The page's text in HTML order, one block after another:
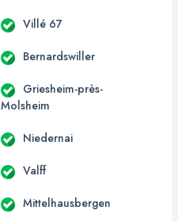
Villé 67
Bernardswiller
Griesheim-près-
Molsheim
Niedernai
Valff
Mittelhausbergen